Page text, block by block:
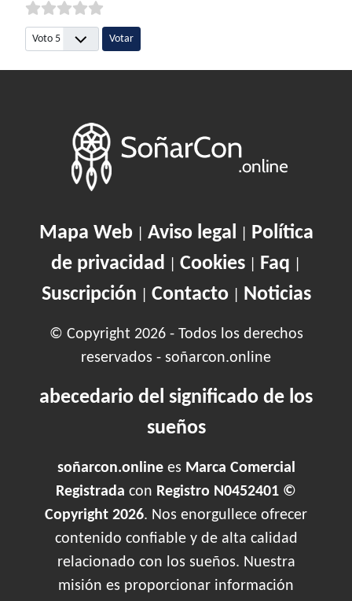
Por favor, vote
Mapa Web| Aviso legal
Política
de privacidad
Cookies Faq
Suscripción Contacto| Noticias
© Copyright 2026 - Todos los derechos
reservados - soñarcon.online
abecedario del significado de los
sueños
soñarcon.onlinees Marca Comercial
Registrada con Registro N0452401 ©
Copyright 2026. Nos enorgullece ofrecer
contenido confiable y de alta calidad
relacionado con los sueños. Nuestra
misión es proporcionar información